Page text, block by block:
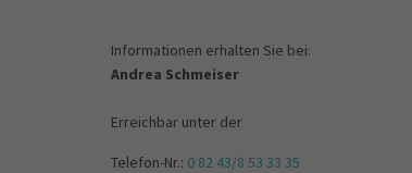
Informationen erhalten Sie bei:
Andrea Schmeiser
Erreichbar unter der
Telefon-Nr.: 0 82 43/8 53 33 35